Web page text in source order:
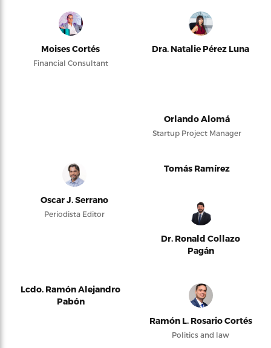
Moises Cortés
Financial Consultant
Dra. Natalie Pérez Luna
Orlando Alomá
Startup Project Manager
Oscar J. Serrano
Periodista Editor
Tomás Ramírez
Dr. Ronald Collazo
Pagán
Lcdo. Ramón Alejandro
Pabón
Ramón L. Rosario Cortés
Politics and law